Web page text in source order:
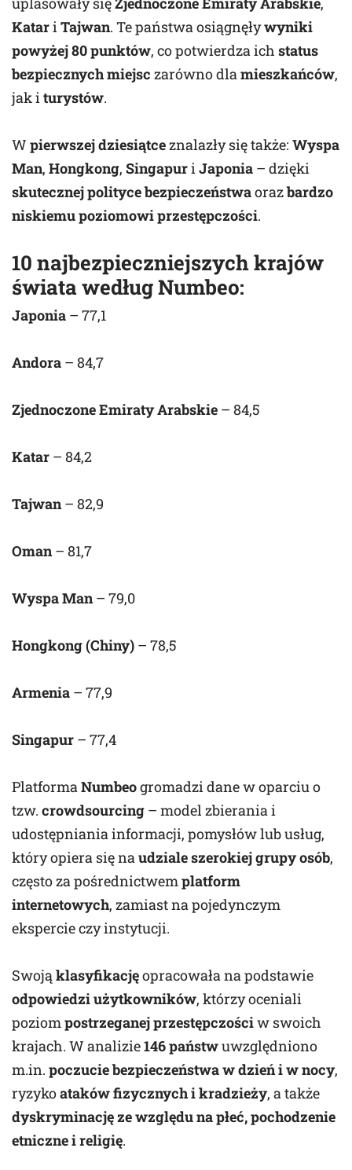
KatariTajwan. Te państwa osiągnęływyniki
powyżej 80 punktów, co potwierdza ich status
bezpiecznych miejsc zarówno dlamieszkańców,
jak iturystów.
W pierwszej dziesiątceznalazły się także: Wyspa
Man, Hongkong, SingapuriJaponia – dzięki
skutecznej polityce bezpieczeństwaorazbardzo
niskiemu poziomowi przestępczości.
10 najbezpieczniejszych krajów
świata według Numbeo:
Japonia – 77,1
Andora – 84,7
Zjednoczone Emiraty Arabskie – 84,5
Katar – 84,2
Tajwan– 82,9
Oman– 81,7
Wyspa Man– 79,0
Hongkong (Chiny) – 78,5
Armenia – 77,9
Singapur – 77,4
PlatformaNumbeogromadzi dane w oparciu o
tzw. crowdsourcing – model zbierania i
udostępniania informacji, pomysłów lub usług,
który opiera się naudziale szerokiej grupy osób,
często za pośrednictwemplatform
internetowych, zamiast na pojedynczym
ekspercie czy instytucji.
Swojąklasyfikacjęopracowała na podstawie
odpowiedzi użytkowników, którzy oceniali
poziompostrzeganej przestępczościw swoich
krajach. W analizie146 państwuwzględniono
m.in. poczucie bezpieczeństwa w dzień i w nocy,
ryzykoataków fizycznych i kradzieży, a także
dyskryminację ze względu na płeć, pochodzenie
etniczne i religię.